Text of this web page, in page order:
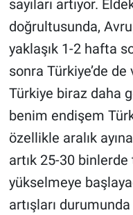
sayıları artıyor.
doğrultusunda,
yaklaşık 1-2 hafta
sonra Türkiye’de
Türkiye biraz daha
benim endişem
özellikle aralık
artık 25-30
yükselmeye
artışları